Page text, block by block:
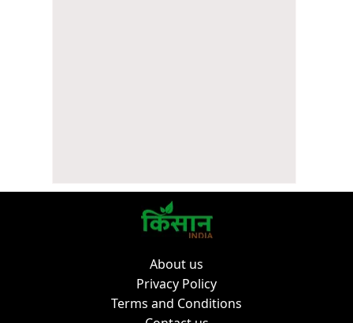
About us
Privacy Policy
Terms and Conditions